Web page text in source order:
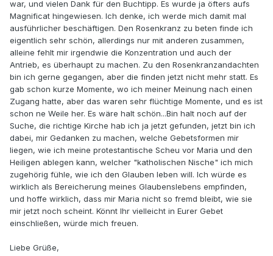
war, und vielen Dank für den Buchtipp. Es wurde ja öfters aufs
Magnificat hingewiesen. Ich denke, ich werde mich damit mal
ausführlicher beschäftigen. Den Rosenkranz zu beten finde ich
eigentlich sehr schön, allerdings nur mit anderen zusammen,
alleine fehlt mir irgendwie die Konzentration und auch der
Antrieb, es überhaupt zu machen. Zu den Rosenkranzandachten
bin ich gerne gegangen, aber die finden jetzt nicht mehr statt. Es
gab schon kurze Momente, wo ich meiner Meinung nach einen
Zugang hatte, aber das waren sehr flüchtige Momente, und es ist
schon ne Weile her. Es wäre halt schön...Bin halt noch auf der
Suche, die richtige Kirche hab ich ja jetzt gefunden, jetzt bin ich
dabei, mir Gedanken zu machen, welche Gebetsformen mir
liegen, wie ich meine protestantische Scheu vor Maria und den
Heiligen ablegen kann, welcher "katholischen Nische" ich mich
zugehörig fühle, wie ich den Glauben leben will. Ich würde es
wirklich als Bereicherung meines Glaubenslebens empfinden,
und hoffe wirklich, dass mir Maria nicht so fremd bleibt, wie sie
mir jetzt noch scheint. Könnt Ihr vielleicht in Eurer Gebet
einschließen, würde mich freuen.
Liebe Grüße,